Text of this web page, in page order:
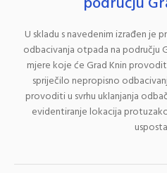
U skladu s navedenim izrađen je
odbacivanja otpada na području
mjere koje će Grad Knin
spriječilo nepropisno
provoditi u svrhu uklanjanja
evidentiranje lokacija